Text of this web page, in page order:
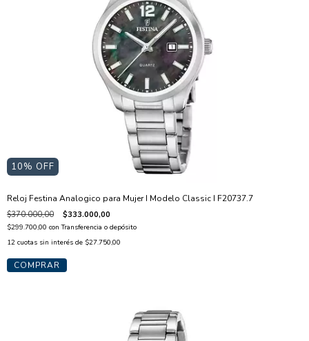
10% OFF
Reloj Festina Analogico para Mujer I Modelo Classic I F20737.7
$370.000,00 $333.000,00
$299.700,00 con Transferencia o depósito
12 cuotas sin interés de $27.750,00